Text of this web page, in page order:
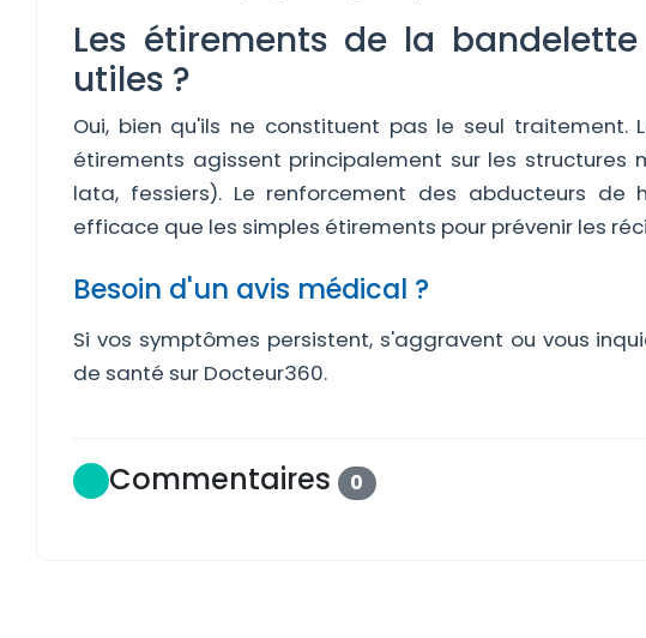
Les étirements de la
utiles ?
Oui, bien qu'ils ne constituent pas le seul traitement.
étirements agissent principalement sur les structures
lata, fessiers). Le renforcement des abducteurs de
efficace que les simples étirements pour prévenir les
Besoin d'un avis médical ?
Si vos symptômes persistent, s'aggravent ou vous
de santé sur Docteur360.
Commentaires 0